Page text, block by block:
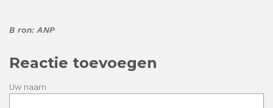
B ron: ANP
Reactie toevoegen
Uw naam